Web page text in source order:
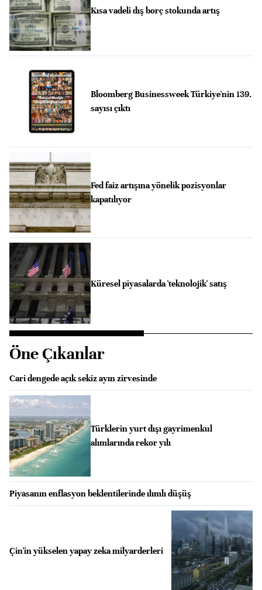
Kısa vadeli dış borç stokunda artış
Bloomberg Businessweek Türkiye'nin 139.
sayısı çıktı
Fed faiz artışına yönelik pozisyonlar
kapatılıyor
Küresel piyasalarda 'teknolojik' satış
Öne Çıkanlar
Cari dengede açık sekiz ayın zirvesinde
Türklerin yurt dışı gayrimenkul
alımlarında rekor yılı
Piyasanın enflasyon beklentilerinde ılımlı düşüş
Çin'in yükselen yapay zeka milyarderleri